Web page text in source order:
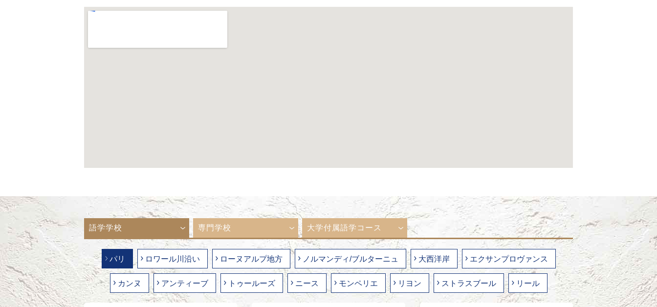
語学学校 専門学校 大学付属語学コース
パリ ロワール川沿い ローヌアルプ地方 ノルマンディ/ブルターニュ 大西洋岸 エクサンプロヴァンス
カンヌ アンティーブ トゥールーズ ニース モンペリエ リヨン ストラスブール リール